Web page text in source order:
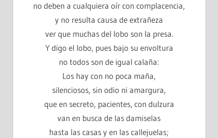
no deben a cualquiera oír con complacencia,
y no resulta causa de extrañeza
ver que muchas del lobo son la presa.
Y digo el lobo, pues bajo su envoltura
no todos son de igual calaña:
Los hay con no poca maña,
silenciosos, sin odio ni amargura,
que en secreto, pacientes, con dulzura
van en busca de las damiselas
hasta las casas y en las callejuelas;